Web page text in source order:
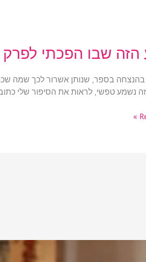
הזה שבו הפכתי
בספר, שנותן אשרור לכך שמה
נשמע טפשי, לראות את הסיפור שלי